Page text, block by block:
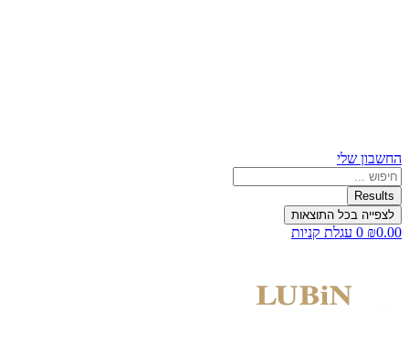
החשבון שלי
Search
...
Results
לצפייה בכל התוצאות
₪0.00
0 עגלת קניות